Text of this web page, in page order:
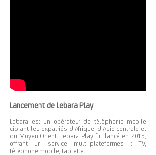
Lancement de Lebara Play
Lebara est un opérateur de téléphonie mobile
ciblant les expatriés d’Afrique, d’Asie centrale et
du Moyen Orient. Lebara Play fut lancé en 2015,
offrant un service multi-plateformes : TV,
téléphone mobile, tablette.